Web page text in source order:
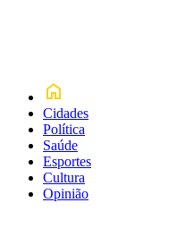
Cidades
Política
Saúde
Esportes
Cultura
Opinião